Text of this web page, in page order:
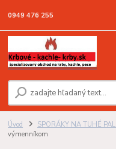
0949 476 255
Úvod SPORÁKY NA TUHÉ
výmenníkom